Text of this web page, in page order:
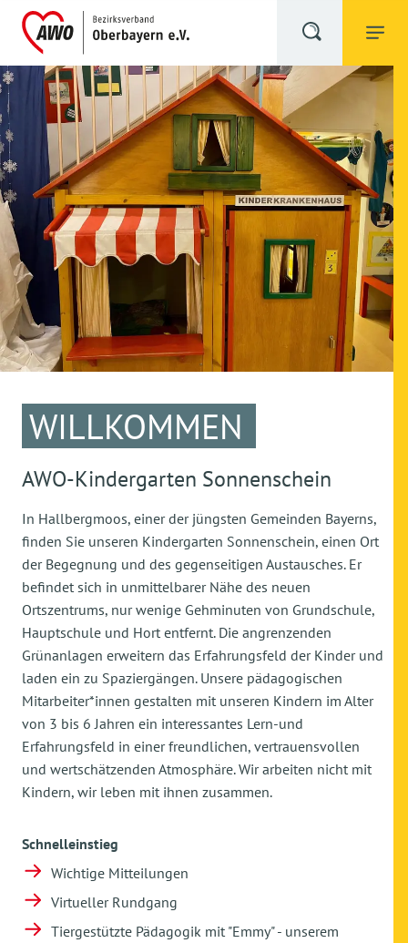
WILLKOMMEN
AWO-Kindergarten Sonnenschein
In Hallbergmoos, einer der jüngsten Gemeinden Bayerns,
finden Sie unseren Kindergarten Sonnenschein, einen Ort
der Begegnung und des gegenseitigen Austausches. Er
befindet sich in unmittelbarer Nähe des neuen
Ortszentrums, nur wenige Gehminuten von Grundschule,
Hauptschule und Hort entfernt. Die angrenzenden
Grünanlagen erweitern das Erfahrungsfeld der Kinder und
laden ein zu Spaziergängen. Unsere pädagogischen
Mitarbeiter*innen gestalten mit unseren Kindern im Alter
von 3 bis 6 Jahren ein interessantes Lern-und
Erfahrungsfeld in einer freundlichen, vertrauensvollen
und wertschätzenden Atmosphäre. Wir arbeiten nicht mit
Kindern, wir leben mit ihnen zusammen.
Schnelleinstieg
Wichtige Mitteilungen
Virtueller Rundgang
Tiergestützte Pädagogik mit "Emmy" - unserem